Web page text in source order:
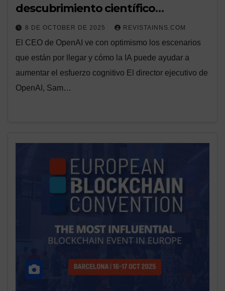
descubrimiento científico
importante”
8 DE OCTOBER DE 2025 REVISTAINNS.COM
El CEO de OpenAI ve con optimismo los escenarios
que están por llegar y cómo la IA puede ayudar a
aumentar el esfuerzo cognitivo El director ejecutivo de
OpenAI, Sam…